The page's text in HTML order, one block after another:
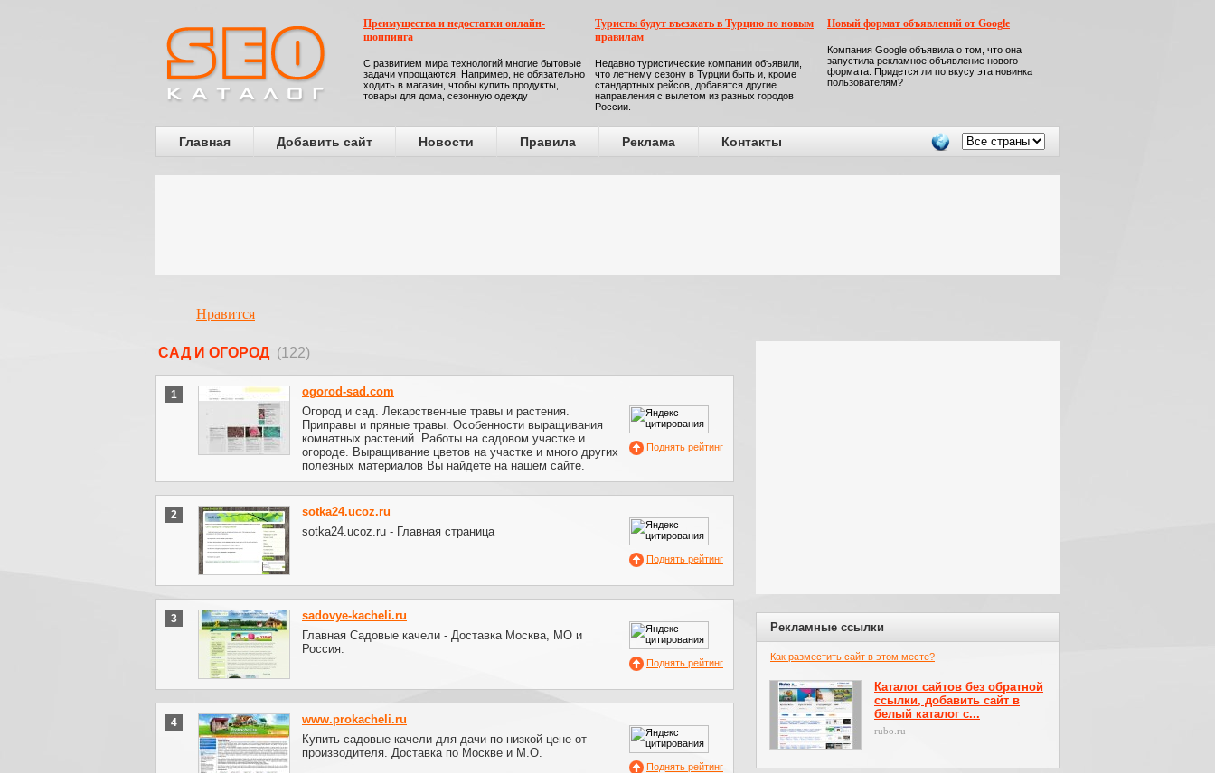
Преимущества и недостатки онлайн-
шоппинга
С развитием мира технологий многие бытовые
задачи упрощаются. Например, не обязательно
ходить в магазин, чтобы купить продукты,
товары для дома, сезонную одежду
Туристы будут въезжать в Турцию по новым
правилам
Недавно туристические компании объявили,
что летнему сезону в Турции быть и, кроме
стандартных рейсов, добавятся другие
направления с вылетом из разных городов
России.
Новый формат объявлений от Google
Компания Google объявила о том, что она
запустила рекламное объявление нового
формата. Придется ли по вкусу эта новинка
пользователям?
Главная Добавить сайт Новости Правила Реклама Контакты
Нравится
САД И ОГОРОД (122)
1
ogorod-sad.com
Огород и сад. Лекарственные травы и растения.
Приправы и пряные травы. Особенности выращивания
комнатных растений. Работы на садовом участке и
огороде. Выращивание цветов на участке и много других
полезных материалов Вы найдете на нашем сайте.
Поднять рейтинг
2
sotka24.ucoz.ru
sotka24.ucoz.ru - Главная страница
Поднять рейтинг
3
sadovye-kacheli.ru
Главная Садовые качели - Доставка Москва, МО и
Россия.
Поднять рейтинг
4
www.prokacheli.ru
Купить садовые качели для дачи по низкой цене от
производителя. Доставка по Москве и М.О.
Поднять рейтинг
Рекламные ссылки
Как разместить сайт в этом месте?
Каталог сайтов без обратной
ссылки, добавить сайт в
белый каталог с...
rubo.ru